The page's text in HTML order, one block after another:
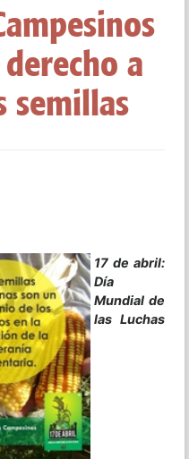
a
semillas
17 de abril:
Día
Mundial de
las Luchas